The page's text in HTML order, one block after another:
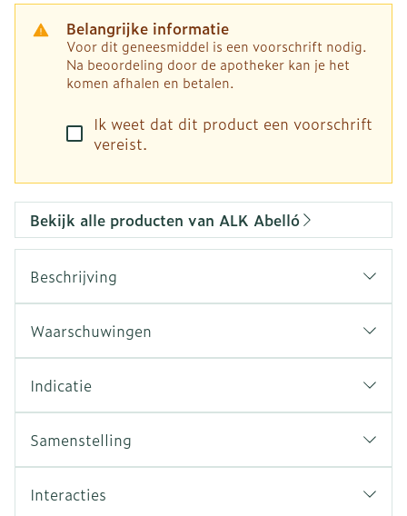
Belangrijke informatie
Voor dit geneesmiddel is een voorschrift nodig.
Na beoordeling door de apotheker kan je het
komen afhalen en betalen.
Ik weet dat dit product een voorschrift
vereist.
Bekijk alle producten van ALK Abelló
Beschrijving
Waarschuwingen
Indicatie
Samenstelling
Interacties